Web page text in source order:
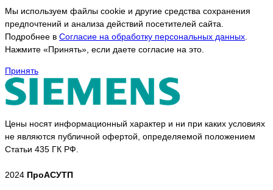
Мы используем файлы cookie и другие средства сохранения
предпочтений и анализа действий посетителей сайта.
Подробнее в Согласие на обработку персональных данных
Нажмите «Принять», если даете согласие на это.
Принять
Цены носят информационный характер и ни при каких условиях
не являются публичной офертой, определяемой положением
Статьи 435 ГК РФ.
2024 ПроАСУТП